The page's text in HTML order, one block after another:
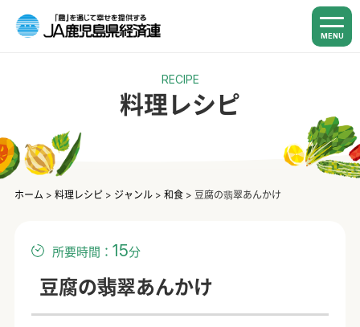
MENU
RECIPE
料理レシピ
ホーム > 料理レシピ> ジャンル> 和食> 豆腐の翡翠あんかけ
所要時間： 15分
豆腐の翡翠あんかけ